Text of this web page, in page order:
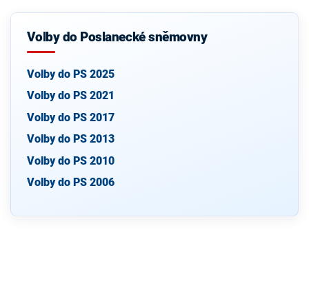
Volby do Poslanecké sněmovny
Volby do PS 2025
Volby do PS 2021
Volby do PS 2017
Volby do PS 2013
Volby do PS 2010
Volby do PS 2006